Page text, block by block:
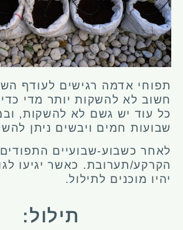
תפוחי אדמה רגישים לעודף
חשוב לא להשקות יותר מדי
כל עוד יש גשם לא להשקות,
שבועות חמים ויבשים ניתן
לאחר כשבוע-שבועיים
יהיו מוכנים לתילול.
תילול: